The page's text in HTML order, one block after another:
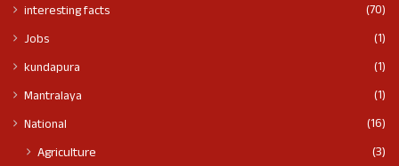
interesting facts
(70)
Jobs
(1)
kundapura
(1)
Mantralaya
(1)
National
(16)
Agriculture
(3)